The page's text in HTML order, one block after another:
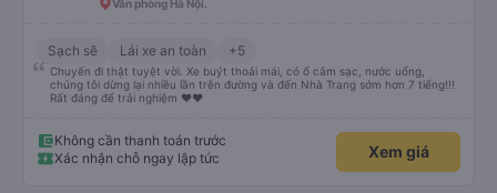
Văn phòng Hà Nội.
Sạch sẽ Lái xe an toàn +5
Chuyến đi thật tuyệt vời. Xe buýt thoải mái, có ổ cắm sạc, nước uống,
chúng tôi dừng lại nhiều lần trên đường và đến Nhà Trang sớm hơn 7 tiếng!!!
Rất đáng để trải nghiệm ♥️♥️
Không cần thanh toán trước
Xác nhận chỗ ngay lập tức
Xem giá